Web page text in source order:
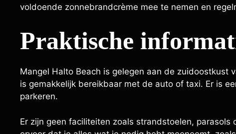
voldoende zonnebrandcrème mee te nemen en
Praktische
Mangel Halto Beach is gelegen aan de zuidoostkust
is gemakkelijk bereikbaar met de auto of taxi. Er is
parkeren.
Er zijn geen faciliteiten zoals strandstoelen,